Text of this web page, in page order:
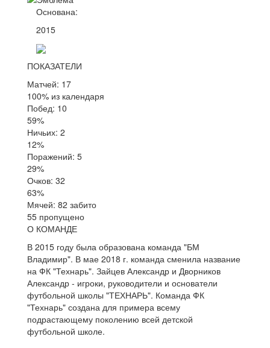
Основана:
2015
ПОКАЗАТЕЛИ
Матчей: 17
100% из календаря
Побед: 10
59%
Ничьих: 2
12%
Поражений: 5
29%
Очков: 32
63%
Мячей: 82 забито
55 пропущено
О КОМАНДЕ
В 2015 году была образована команда "БМ
Владимир". В мае 2018 г. команда сменила название
на ФК "Технарь". Зайцев Александр и Дворников
Александр - игроки, руководители и основатели
футбольной школы "ТЕХНАРЬ". Команда ФК
"Технарь" создана для примера всему
подрастающему поколению всей детской
футбольной школе.